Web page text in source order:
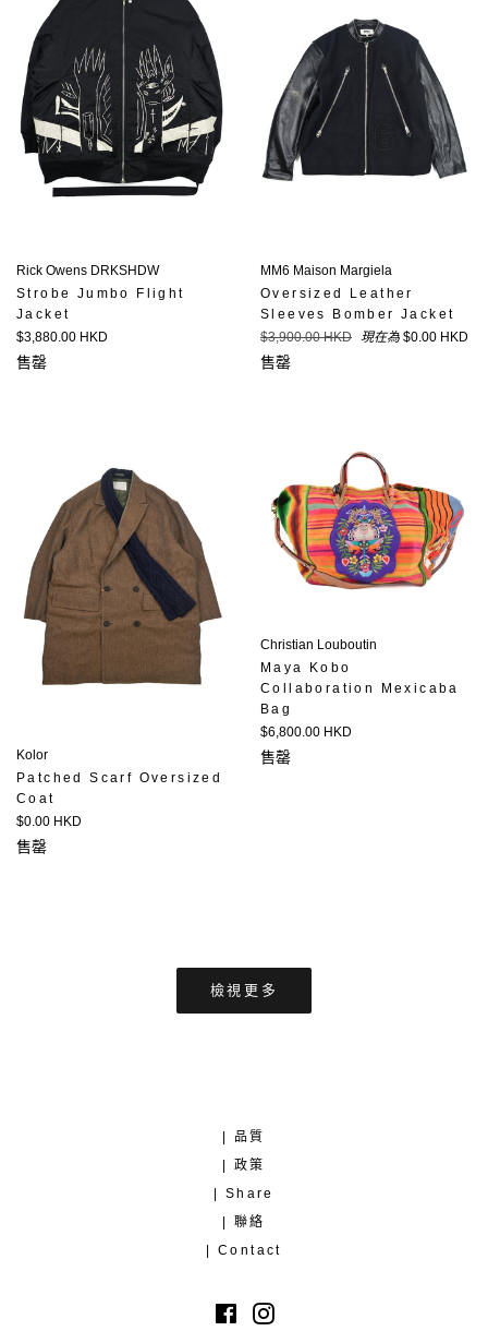
Rick Owens DRKSHDW
Strobe Jumbo Flight
Jacket
定
價
$3,880.00 HKD
售罄
MM6 Maison Margiela
Oversized Leather
Sleeves Bomber Jacket
定
價
$3,900.00 HKD 現在為 $0.00 HKD
售罄
Kolor
Patched Scarf Oversized
Coat
定
價
$0.00 HKD
售罄
Christian Louboutin
Maya Kobo
Collaboration Mexicaba
Bag
定
價
$6,800.00 HKD
售罄
檢視更多
| 品質
| 政策
| Share
| 聯絡
| Contact
FacebookInstagram